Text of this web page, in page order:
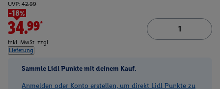
UVP: 42.99
-18%
34.99*
inkl. MwSt. zzgl.
Lieferung
Sammle Lidl Punkte mit deinem Kauf.
Anmelden oder Konto erstellen, um direkt Lidl Punkte zu